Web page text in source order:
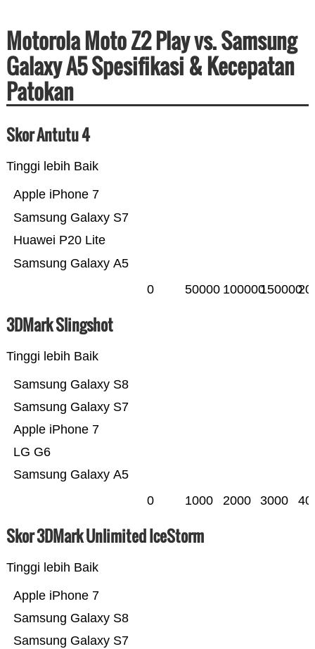
Motorola Moto Z2 Play vs. Samsung
Galaxy A5 Spesifikasi & Kecepatan
Patokan
Skor Antutu 4
Tinggi lebih Baik
Samsung Galaxy A5
Huawei P20 Lite
Samsung Galaxy S7
Apple iPhone 7
0 50000 100000150000
3DMark Slingshot
Tinggi lebih Baik
Samsung Galaxy A5
LG G6
Apple iPhone 7
Samsung Galaxy S7
Samsung Galaxy S8
0 1000 2000 3000
Skor 3DMark Unlimited IceStorm
Tinggi lebih Baik
Samsung Galaxy S7
Samsung Galaxy S8
Apple iPhone 7